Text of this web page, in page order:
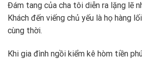
Đám tang của cha tôi diễn ra lặng lẽ
Khách đến viếng chủ yếu là họ hàng
cùng thời.
Khi gia đình ngồi kiểm kê hòm tiền